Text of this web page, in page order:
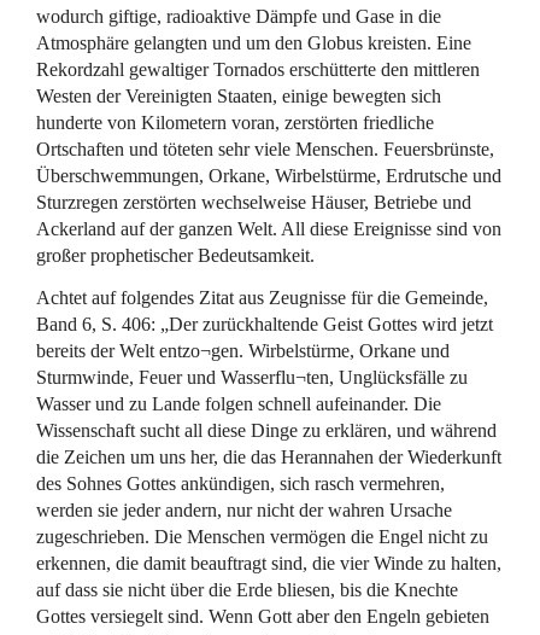
wodurch giftige, radioaktive Dämpfe und Gase in die
Atmosphäre gelangten und um den Globus kreisten. Eine
Rekordzahl gewaltiger Tornados erschütterte den mittleren
Westen der Vereinigten Staaten, einige bewegten sich
hunderte von Kilometern voran, zerstörten friedliche
Ortschaften und töteten sehr viele Menschen. Feuersbrünste,
Überschwemmungen, Orkane, Wirbelstürme, Erdrutsche und
Sturzregen zerstörten wechselweise Häuser, Betriebe und
Ackerland auf der ganzen Welt. All diese Ereignisse sind von
großer prophetischer Bedeutsamkeit.
Achtet auf folgendes Zitat aus Zeugnisse für die Gemeinde,
Band 6, S. 406: „Der zurückhaltende Geist Gottes wird jetzt
bereits der Welt entzo¬gen. Wirbelstürme, Orkane und
Sturmwinde, Feuer und Wasserflu¬ten, Unglücksfälle zu
Wasser und zu Lande folgen schnell aufeinander. Die
Wissenschaft sucht all diese Dinge zu erklären, und während
die Zeichen um uns her, die das Herannahen der Wiederkunft
des Sohnes Gottes ankündigen, sich rasch vermehren,
werden sie jeder andern, nur nicht der wahren Ursache
zugeschrieben. Die Menschen vermögen die Engel nicht zu
erkennen, die damit beauftragt sind, die vier Winde zu halten,
auf dass sie nicht über die Erde bliesen, bis die Knechte
Gottes versiegelt sind. Wenn Gott aber den Engeln gebieten